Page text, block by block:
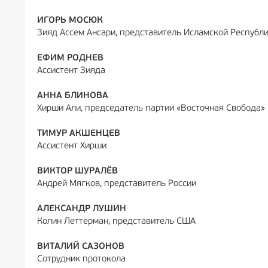
ИГОРЬ МОСЮК
Зияд Ассем Ансари, представитель Исламской
ЕФИМ РОДНЕВ
Ассистент Зияда
АННА БЛИНОВА
Хирши Али, председатель партии «Восточная Свобода»
ТИМУР АКШЕНЦЕВ
Ассистент Хирши
ВИКТОР ШУРАЛЁВ
Андрей Мягков, представитель России
АЛЕКСАНДР ЛУШИН
Колин Леттерман, представитель США
ВИТАЛИЙ САЗОНОВ
Сотрудник протокола